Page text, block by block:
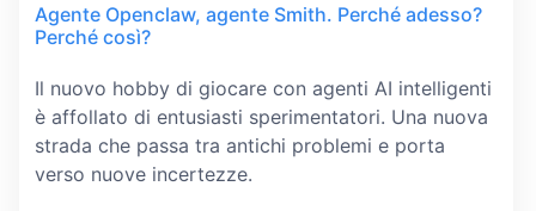
Agente Openclaw, agente Smith. Perché adesso?
Perché così?
Il nuovo hobby di giocare con agenti AI intelligenti
è affollato di entusiasti sperimentatori. Una nuova
strada che passa tra antichi problemi e porta
verso nuove incertezze.